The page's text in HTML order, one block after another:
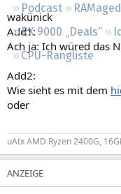
Podcast
RX 9000 „Deals“
CPU-Rangliste
wakünick
Add1:
Ach ja: Ich würed das
Add2:
Wie sieht es mit dem
oder
uAtx AMD Ryzen 2400G,